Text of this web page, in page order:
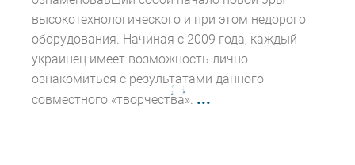
высокотехнологического и при этом недорого
оборудования. Начиная с 2009 года, каждый
украинец имеет возможность лично
ознакомиться с результатами данного
совместного «творчества». ...